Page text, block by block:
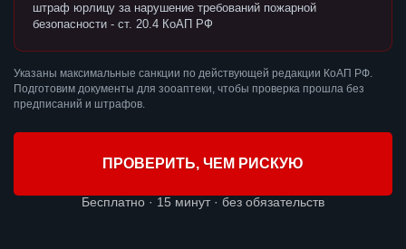
штраф юрлицу за нарушение требований пожарной
безопасности - ст. 20.4 КоАП РФ
Указаны максимальные санкции по действующей редакции КоАП РФ.
Подготовим документы для зооаптеки, чтобы проверка прошла без
предписаний и штрафов.
ПРОВЕРИТЬ, ЧЕМ РИСКУЮ
Бесплатно · 15 минут · без обязательств